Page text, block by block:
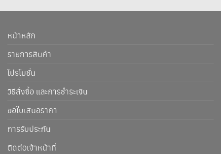
หน้าหลัก
รายการสินค้า
โปรโมชั่น
วิธีสั่งซื้อ และการชำระเงิน
ขอใบเสนอราคา
การรับประกัน
ติดต่อเจ้าหน้าที่